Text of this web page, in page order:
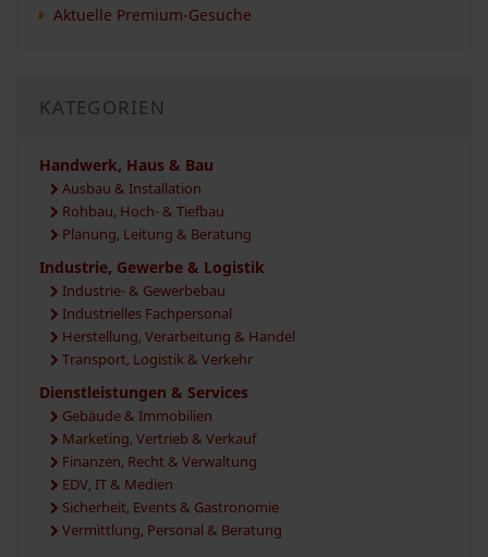
Aktuelle Premium-Gesuche
KATEGORIEN
Handwerk, Haus & Bau
Ausbau & Installation
Rohbau, Hoch- & Tiefbau
Planung, Leitung & Beratung
Industrie, Gewerbe & Logistik
Industrie- & Gewerbebau
Industrielles Fachpersonal
Herstellung, Verarbeitung & Handel
Transport, Logistik & Verkehr
Dienstleistungen & Services
Gebäude & Immobilien
Marketing, Vertrieb & Verkauf
Finanzen, Recht & Verwaltung
EDV, IT & Medien
Sicherheit, Events & Gastronomie
Vermittlung, Personal & Beratung